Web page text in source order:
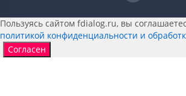
Пользуясь сайтом fdialog.ru, вы
политикой конфиденциальности и
Согласен